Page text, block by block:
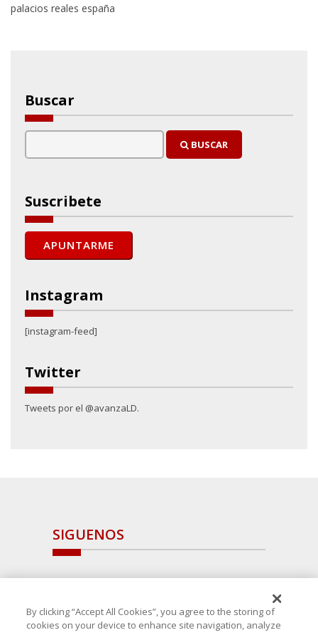
palacios reales españa
Buscar
BUSCAR
Suscribete
Instagram
[instagram-feed]
Twitter
Tweets por el @avanzaLD.
SIGUENOS
By clicking “Accept All Cookies”, you agree to the storing of
cookies on your device to enhance site navigation, analyze